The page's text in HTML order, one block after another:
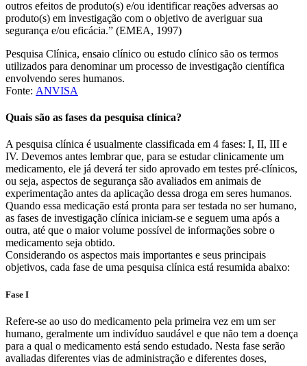
outros efeitos de produto(s) e/ou identificar reações adversas ao
produto(s) em investigação com o objetivo de averiguar sua
segurança e/ou eficácia.” (EMEA, 1997)
Pesquisa Clínica, ensaio clínico ou estudo clínico são os termos
utilizados para denominar um processo de investigação científica
envolvendo seres humanos.
Fonte: ANVISA
Quais são as fases da pesquisa clínica?
A pesquisa clínica é usualmente classificada em 4 fases: I, II, III e
IV. Devemos antes lembrar que, para se estudar clinicamente um
medicamento, ele já deverá ter sido aprovado em testes pré-clínicos,
ou seja, aspectos de segurança são avaliados em animais de
experimentação antes da aplicação dessa droga em seres humanos.
Quando essa medicação está pronta para ser testada no ser humano,
as fases de investigação clínica iniciam-se e seguem uma após a
outra, até que o maior volume possível de informações sobre o
medicamento seja obtido.
Considerando os aspectos mais importantes e seus principais
objetivos, cada fase de uma pesquisa clínica está resumida abaixo:
Fase I
Refere-se ao uso do medicamento pela primeira vez em um ser
humano, geralmente um indivíduo saudável e que não tem a doença
para a qual o medicamento está sendo estudado. Nesta fase serão
avaliadas diferentes vias de administração e diferentes doses,